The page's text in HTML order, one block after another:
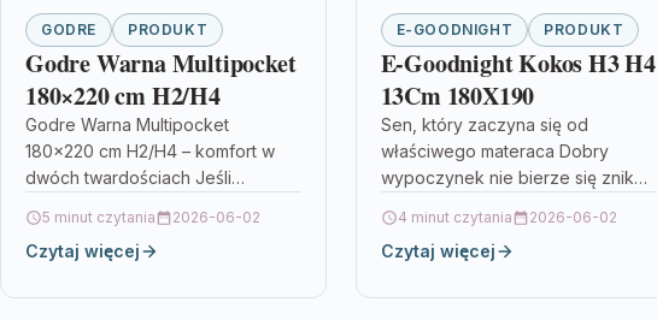
GODRE PRODUKT
Godre Warna Multipocket
180×220 cm H2/H4
Godre Warna Multipocket
180×220 cm H2/H4 – komfort w
dwóch twardościach Jeśli
się do Twoich preferencji i
pozwoli wygodnie spać…
5 minut czytania 2026-06-02
Czytaj więcej
E-GOODNIGHT PRODUKT
E-Goodnight Kokos H3 H4
13Cm 180X190
Sen, który zaczyna się od
właściwego materaca Dobry
wypoczynek nie bierze się znikąd
materaca dopasowanego do
Twoich potrzeb. Jeśli…
4 minut czytania 2026-06-02
Czytaj więcej